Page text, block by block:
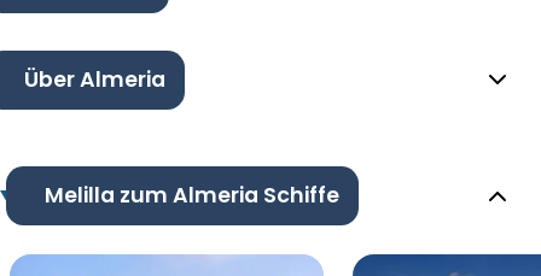
Über Almeria
Melilla zum Almeria Schiffe